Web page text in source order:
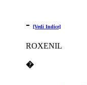
- [Vedi Indice]
ROXENIL
�